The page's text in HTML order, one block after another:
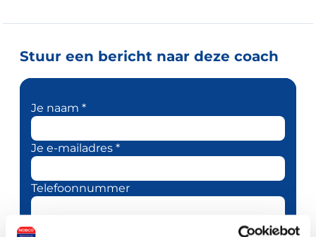
Stuur een bericht naar deze coach
Je naam *
Je e-mailadres *
Telefoonnummer
Je bericht *